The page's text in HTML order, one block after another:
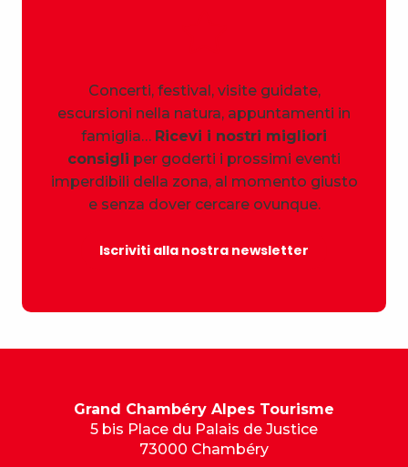
Concerti, festival, visite guidate,
escursioni nella natura, appuntamenti in
famiglia… Ricevi i nostri migliori
consigli per goderti i prossimi eventi
imperdibili della zona, al momento giusto
e senza dover cercare ovunque.
Iscriviti alla nostra newsletter
Grand Chambéry Alpes Tourisme
5 bis Place du Palais de Justice
73000 Chambéry